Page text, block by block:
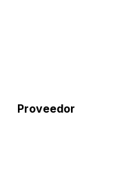
Proveedor